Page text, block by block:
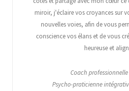
miroir, j'éclaire vos croyances sur
nouvelles voies, afin de vous
conscience vos élans et de vous
heureuse et
Coach
Psycho-praticienne